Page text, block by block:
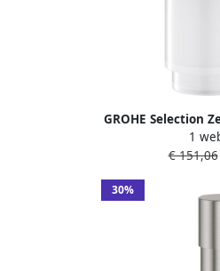
GROHE Selection
supersteel(past
1
€ 151,06
30%